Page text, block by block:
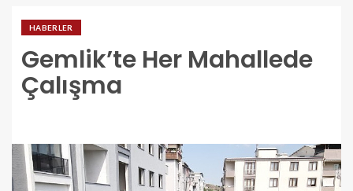
HABERLER
Gemlik’te Her Mahallede
Çalışma